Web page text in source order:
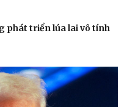
phát triển lúa lai vô tính